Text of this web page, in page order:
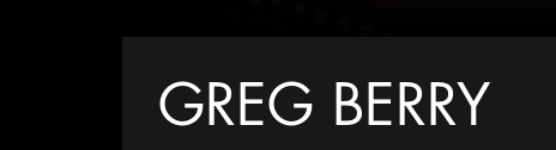
GREG BERRY